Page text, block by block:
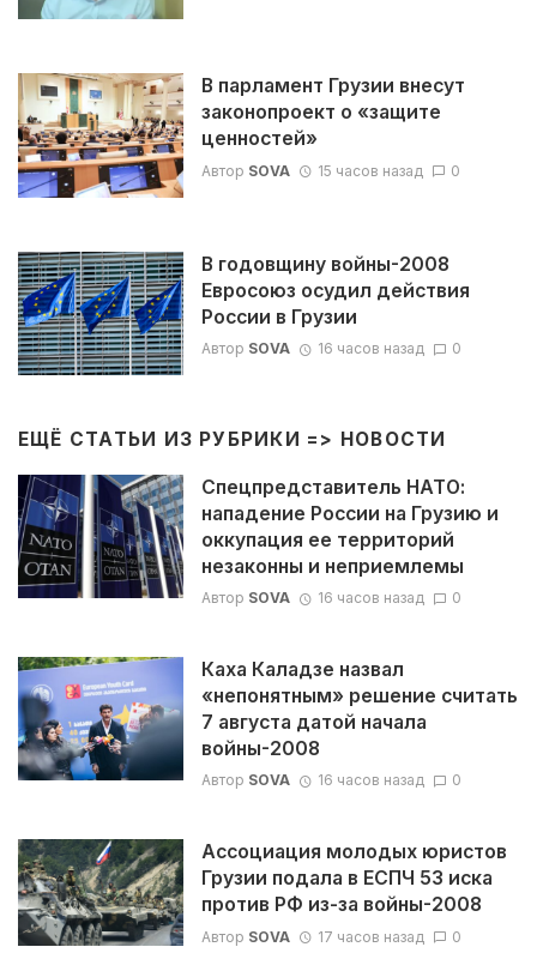
В парламент Грузии внесут
законопроект о «защите
ценностей»
Автор SOVA 15 часов назад 0
В годовщину войны-2008
Евросоюз осудил действия
России в Грузии
Автор SOVA 16 часов назад 0
ЕЩЁ СТАТЬИ ИЗ РУБРИКИ => НОВОСТИ
Спецпредставитель НАТО:
нападение России на Грузию и
оккупация ее территорий
незаконны и неприемлемы
Автор SOVA 16 часов назад 0
Каха Каладзе назвал
«непонятным» решение считать
7 августа датой начала
войны-2008
Автор SOVA 16 часов назад 0
Ассоциация молодых юристов
Грузии подала в ЕСПЧ 53 иска
против РФ из-за войны-2008
Автор SOVA 17 часов назад 0